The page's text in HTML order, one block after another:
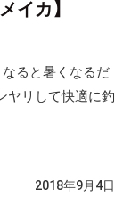
イカ】
ると暑くなるだ
ヤリして快適に釣
2018年9月4日